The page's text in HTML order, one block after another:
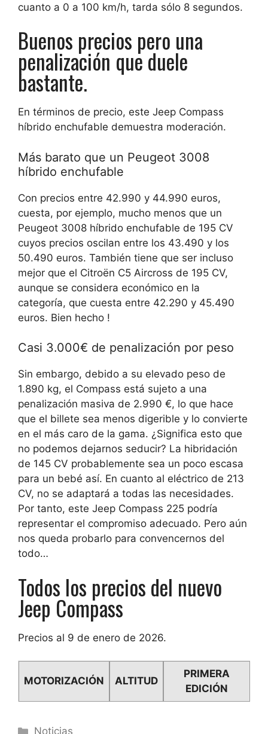
cuanto a 0 a 100 km/h, tarda sólo 8 segundos.
Buenos precios pero una
penalización que duele
bastante.
En términos de precio, este Jeep Compass
híbrido enchufable demuestra moderación.
Más barato que un Peugeot 3008
híbrido enchufable
Con precios entre 42.990 y 44.990 euros,
cuesta, por ejemplo, mucho menos que un
Peugeot 3008 híbrido enchufable de 195 CV
cuyos precios oscilan entre los 43.490 y los
50.490 euros. También tiene que ser incluso
mejor que el Citroën C5 Aircross de 195 CV,
aunque se considera económico en la
categoría, que cuesta entre 42.290 y 45.490
euros. Bien hecho !
Casi 3.000€ de penalización por peso
Sin embargo, debido a su elevado peso de
1.890 kg, el Compass está sujeto a una
penalización masiva de 2.990 €, lo que hace
que el billete sea menos digerible y lo convierte
en el más caro de la gama. ¿Significa esto que
no podemos dejarnos seducir? La hibridación
de 145 CV probablemente sea un poco escasa
para un bebé así. En cuanto al eléctrico de 213
CV, no se adaptará a todas las necesidades.
Por tanto, este Jeep Compass 225 podría
representar el compromiso adecuado. Pero aún
nos queda probarlo para convencernos del
todo…
Todos los precios del nuevo
Jeep Compass
Precios al 9 de enero de 2026.
MOTORIZACIÓN ALTITUD
PRIMERA
EDICIÓN
Categorías
Noticias